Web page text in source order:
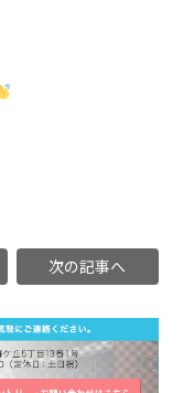
次の記事へ